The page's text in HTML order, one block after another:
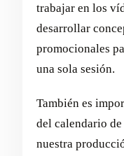
trabajar en los
desarrollar
promocionales
una sola sesión.
También es
del calendario
nuestra